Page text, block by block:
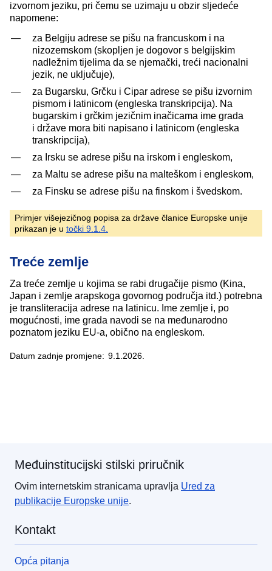
Međuinstitucijski stilski priručnik
Ovim internetskim stranicama upravlja Ured za
publikacije Europske unije.
Kontakt
Opća pitanja